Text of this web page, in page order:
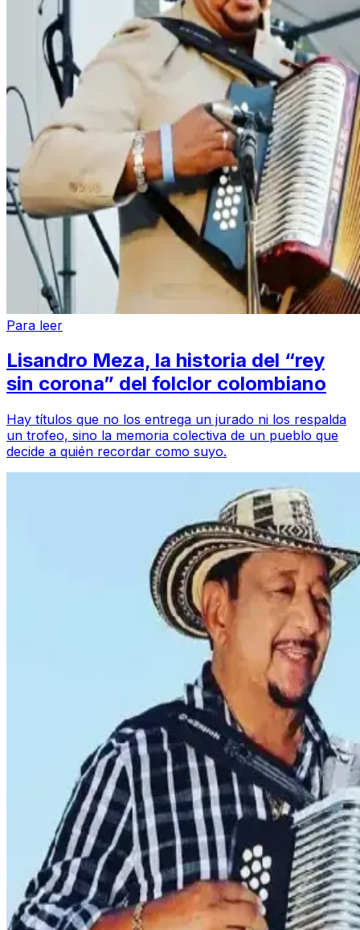
Para leer
Lisandro Meza, la historia del “rey
sin corona” del folclor colombiano
Hay títulos que no los entrega un jurado ni los respalda
un trofeo, sino la memoria colectiva de un pueblo que
decide a quién recordar como suyo.